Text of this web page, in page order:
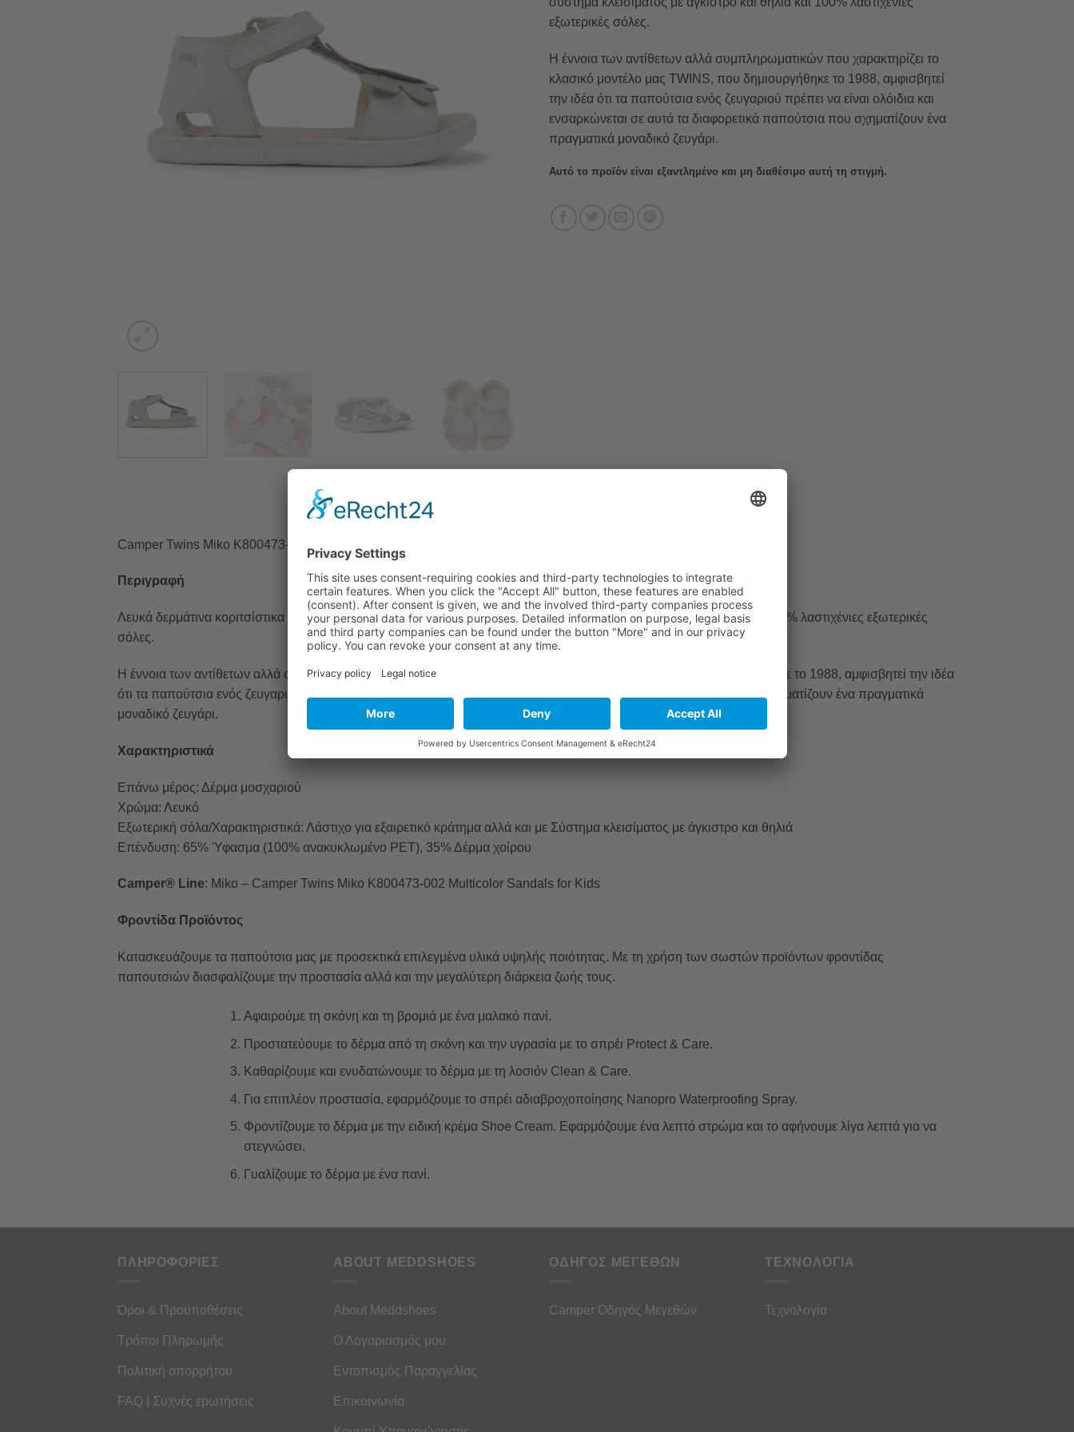
εξωτερικές σόλες.
Η έννοια των αντίθετων αλλά συμπληρωματικών που χαρακτηρίζει το
κλασικό μοντέλο μας TWINS, που δημιουργήθηκε το 1988, αμφισβητεί
την ιδέα ότι τα παπούτσια ενός ζευγαριού πρέπει να είναι ολόιδια και
ενσαρκώνεται σε αυτά τα διαφορετικά παπούτσια που σχηματίζουν ένα
πραγματικά μοναδικό ζευγάρι.
Αυτό το προϊόν είναι εξαντλημένο και μη διαθέσιμο αυτή τη στιγμή.
ΠΕΡΙΓΡΑΦΉ
Camper Twins Miko K800473-002 Multicolor Sandals for Kids
Περιγραφή
Λευκά δερμάτινα κοριτσίστικα πέδιλα με χρωματιστές λεπτομέρειες, σύστημα κλεισίματος με άγκιστρο και θηλιά και 100% λαστιχένιες εξωτερικές
σόλες.
Η έννοια των αντίθετων αλλά συμπληρωματικών που χαρακτηρίζει το κλασικό μοντέλο μας TWINS, που δημιουργήθηκε το 1988, αμφισβητεί την ιδέα
ότι τα παπούτσια ενός ζευγαριού πρέπει να είναι ολόιδια και ενσαρκώνεται σε αυτά τα διαφορετικά παπούτσια που σχηματίζουν ένα πραγματικά
μοναδικό ζευγάρι.
Χαρακτηριστικά
Επάνω μέρος: Δέρμα μοσχαριού
Χρώμα: Λευκό
Εξωτερική σόλα/Χαρακτηριστικά: Λάστιχο για εξαιρετικό κράτημα αλλά και με Σύστημα κλεισίματος με άγκιστρο και θηλιά
Επένδυση: 65% Ύφασμα (100% ανακυκλωμένο PET), 35% Δέρμα χοίρου
Camper® Line: Miko – Camper Twins Miko K800473-002 Multicolor Sandals for Kids
Φροντίδα Προϊόντος
Κατασκευάζουμε τα παπούτσια μας με προσεκτικά επιλεγμένα υλικά υψηλής ποιότητας. Με τη χρήση των σωστών προϊόντων φροντίδας
παπουτσιών διασφαλίζουμε την προστασία αλλά και την μεγαλύτερη διάρκεια ζωής τους.
Αφαιρούμε τη σκόνη και τη βρομιά με ένα μαλακό πανί.
Προστατεύουμε το δέρμα από τη σκόνη και την υγρασία με το σπρέι Protect & Care.
Καθαρίζουμε και ενυδατώνουμε το δέρμα με τη λοσιόν Clean & Care.
Για επιπλέον προστασία, εφαρμόζουμε το σπρέι αδιαβροχοποίησης Nanopro Waterproofing Spray.
Φροντίζουμε το δέρμα με την ειδική κρέμα Shoe Cream. Εφαρμόζουμε ένα λεπτό στρώμα και το αφήνουμε λίγα λεπτά για να
στεγνώσει.
Γυαλίζουμε το δέρμα με ένα πανί.
ΠΛΗΡΟΦΟΡΙΕΣ
Όροι & Προϋποθέσεις
Τρόποι Πληρωμής
Πολιτική απορρήτου
FAQ | Συχνές ερωτήσεις
ABOUT MEDDSHOES
About Meddshoes
Ο Λογαριασμός μου
Εντοπισμός Παραγγελίας
Επικοινωνία
ΟΔΗΓΟΣ ΜΕΓΕΘΩΝ
Camper Οδηγός Μεγεθών
ΤΕΧΝΟΛΟΓΙΑ
Τεχνολογία